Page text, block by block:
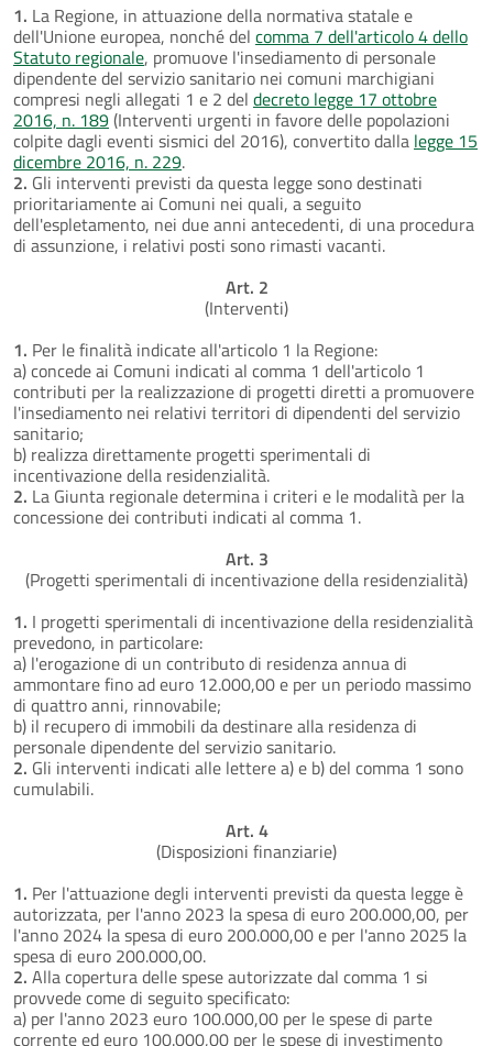
1. La Regione, in attuazione della normativa statale e
dell'Unione europea, nonché del comma 7 dell'articolo 4 dello
Statuto regionale, promuove l'insediamento di personale
dipendente del servizio sanitario nei comuni marchigiani
compresi negli allegati 1 e 2 del decreto legge 17 ottobre
2016, n. 189(Interventi urgenti in favore delle popolazioni
colpite dagli eventi sismici del 2016), convertito dalla legge 15
dicembre 2016, n. 229.
2. Gli interventi previsti da questa legge sono destinati
prioritariamente ai Comuni nei quali, a seguito
dell'espletamento, nei due anni antecedenti, di una procedura
di assunzione, i relativi posti sono rimasti vacanti.
Art. 2
(Interventi)
1. Per le finalità indicate all'articolo 1 la Regione:
a) concede ai Comuni indicati al comma 1 dell'articolo 1
contributi per la realizzazione di progetti diretti a promuovere
l'insediamento nei relativi territori di dipendenti del servizio
sanitario;
b) realizza direttamente progetti sperimentali di
incentivazione della residenzialità.
2. La Giunta regionale determina i criteri e le modalità per la
concessione dei contributi indicati al comma 1.
Art. 3
(Progetti sperimentali di incentivazione della residenzialità)
1. I progetti sperimentali di incentivazione della residenzialità
prevedono, in particolare:
a) l'erogazione di un contributo di residenza annua di
ammontare fino ad euro 12.000,00 e per un periodo massimo
di quattro anni, rinnovabile;
b) il recupero di immobili da destinare alla residenza di
personale dipendente del servizio sanitario.
2. Gli interventi indicati alle lettere a) e b) del comma 1 sono
cumulabili.
Art. 4
(Disposizioni finanziarie)
1. Per l'attuazione degli interventi previsti da questa legge è
autorizzata, per l'anno 2023 la spesa di euro 200.000,00, per
l'anno 2024 la spesa di euro 200.000,00 e per l'anno 2025 la
spesa di euro 200.000,00.
2. Alla copertura delle spese autorizzate dal comma 1 si
provvede come di seguito specificato:
a) per l'anno 2023 euro 100.000,00 per le spese di parte
corrente ed euro 100.000,00 per le spese di investimento